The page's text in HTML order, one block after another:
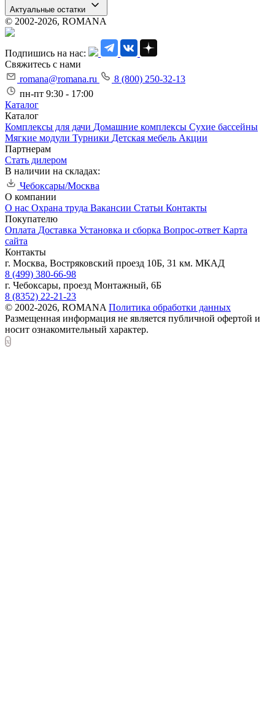
Актуальные остатки
© 2002-2026, ROMANA
Подпишись на нас:
Свяжитесь с нами
romana@romana.ru
8 (800) 250-32-13
пн-пт 9:30 - 17:00
Каталог
Каталог
Комплексы для дачи Домашние комплексы Сухие бассейны
Мягкие модули Турники Детская мебель Акции
Партнерам
Стать дилером
В наличии на складах:
Чебоксары/Москва
О компании
О нас Охрана труда Вакансии Статьи Контакты
Покупателю
Оплата Доставка Установка и сборка Вопрос-ответ Карта
сайта
Контакты
г. Москва, Востряковский проезд 10Б, 31 км. МКАД
8 (499) 380-66-98
г. Чебоксары, проезд Монтажный, 6Б
8 (8352) 22-21-23
© 2002-2026, ROMANA Политика обработки данных
Размещенная информация не является публичной офертой и
носит ознакомительный характер.
x